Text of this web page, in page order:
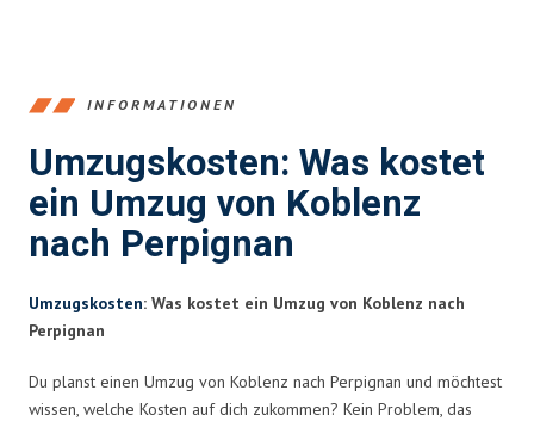
INFORMATIONEN
Umzugskosten: Was kostet
ein Umzug von Koblenz
nach Perpignan
Umzugskosten: Was kostet ein Umzug von Koblenz nach
Perpignan
Du planst einen Umzug von Koblenz nach Perpignan und möchtest
wissen, welche Kosten auf dich zukommen? Kein Problem, das